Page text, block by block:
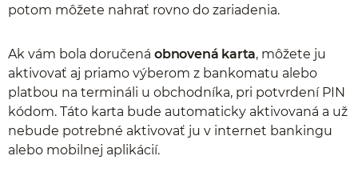
potom môžete nahrať rovno do zariadenia.
Ak vám bola doručená obnovená karta, môžete ju
aktivovať aj priamo výberom z bankomatu alebo
platbou na termináli u obchodníka, pri potvrdení PIN
kódom. Táto karta bude automaticky aktivovaná a už
nebude potrebné aktivovať ju v internet bankingu
alebo mobilnej aplikácií.